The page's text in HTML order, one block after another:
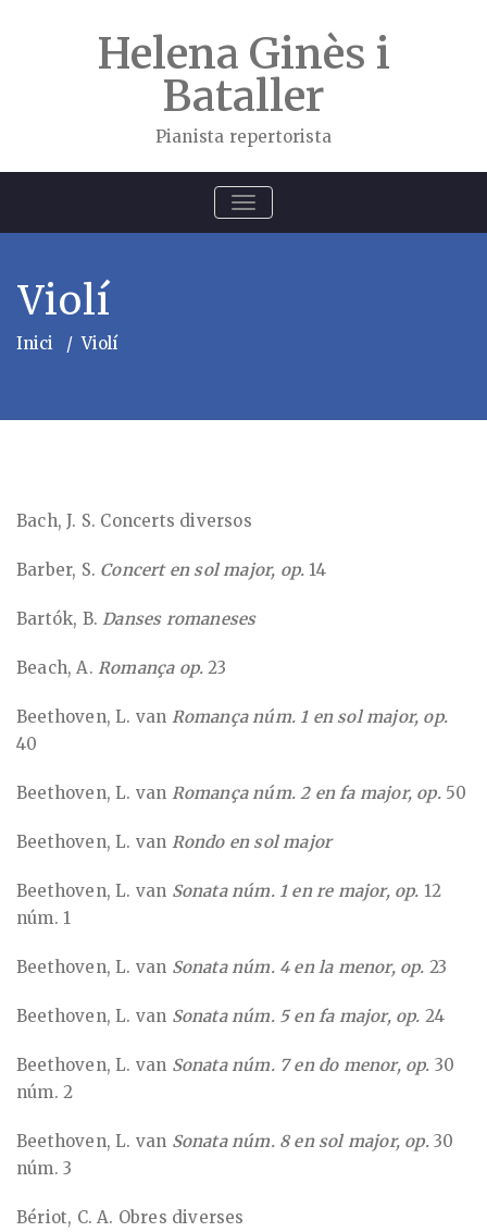
Helena Ginès i
Bataller
Pianista repertorista
ALTERNA
LA
NAVEGACIÓ
Violí
Inici /Violí
Bach, J. S. Concerts diversos
Barber, S. Concert en sol major, op. 14
Bartók, B.Danses romaneses
Beach, A. Romança op.23
Beethoven, L. van Romança núm. 1 en sol major, op.
40
Beethoven, L. van Romança núm. 2 en fa major, op.50
Beethoven, L. van Rondo en sol major
Beethoven, L. van Sonata núm. 1 en re major, op. 12
núm. 1
Beethoven, L. van Sonata núm. 4 en la menor, op. 23
Beethoven, L. van Sonata núm. 5 en fa major, op. 24
Beethoven, L. van Sonata núm. 7 en do menor, op. 30
núm. 2
Beethoven, L. van Sonata núm. 8 en sol major, op.30
núm. 3
Bériot, C. A. Obres diverses